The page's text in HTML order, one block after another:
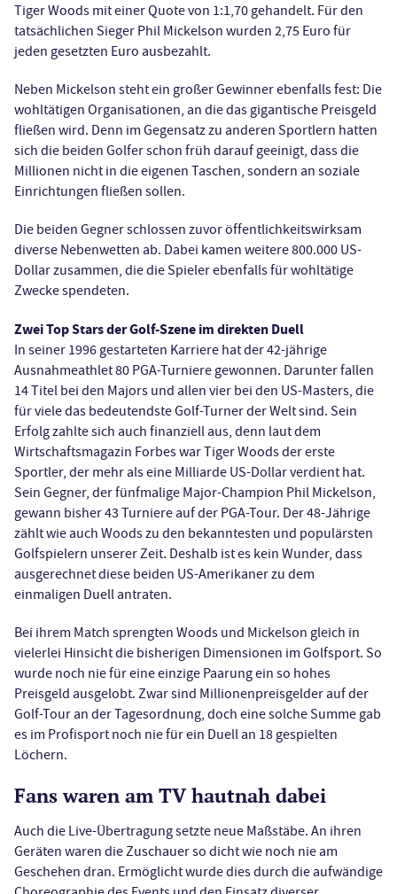
Tiger Woods mit einer Quote von 1:1,70 gehandelt. Für den
tatsächlichen Sieger Phil Mickelson wurden 2,75 Euro für
jeden gesetzten Euro ausbezahlt.
Neben Mickelson steht ein großer Gewinner ebenfalls fest: Die
wohltätigen Organisationen, an die das gigantische Preisgeld
fließen wird. Denn im Gegensatz zu anderen Sportlern hatten
sich die beiden Golfer schon früh darauf geeinigt, dass die
Millionen nicht in die eigenen Taschen, sondern an soziale
Einrichtungen fließen sollen.
Die beiden Gegner schlossen zuvor öffentlichkeitswirksam
diverse Nebenwetten ab. Dabei kamen weitere 800.000 US-
Dollar zusammen, die die Spieler ebenfalls für wohltätige
Zwecke spendeten.
Zwei Top Stars der Golf-Szene im direkten Duell
In seiner 1996 gestarteten Karriere hat der 42-jährige
Ausnahmeathlet 80 PGA-Turniere gewonnen. Darunter fallen
14 Titel bei den Majors und allen vier bei den US-Masters, die
für viele das bedeutendste Golf-Turner der Welt sind. Sein
Erfolg zahlte sich auch finanziell aus, denn laut dem
Wirtschaftsmagazin Forbes war Tiger Woods der erste
Sportler, der mehr als eine Milliarde US-Dollar verdient hat.
Sein Gegner, der fünfmalige Major-Champion Phil Mickelson,
gewann bisher 43 Turniere auf der PGA-Tour. Der 48-Jährige
zählt wie auch Woods zu den bekanntesten und populärsten
Golfspielern unserer Zeit. Deshalb ist es kein Wunder, dass
ausgerechnet diese beiden US-Amerikaner zu dem
einmaligen Duell antraten.
Bei ihrem Match sprengten Woods und Mickelson gleich in
vielerlei Hinsicht die bisherigen Dimensionen im Golfsport. So
wurde noch nie für eine einzige Paarung ein so hohes
Preisgeld ausgelobt. Zwar sind Millionenpreisgelder auf der
Golf-Tour an der Tagesordnung, doch eine solche Summe gab
es im Profisport noch nie für ein Duell an 18 gespielten
Löchern.
Fans waren am TV hautnah dabei
Auch die Live-Übertragung setzte neue Maßstäbe. An ihren
Geräten waren die Zuschauer so dicht wie noch nie am
Geschehen dran. Ermöglicht wurde dies durch die aufwändige